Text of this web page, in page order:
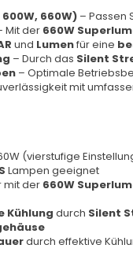
660W) – Passen
Mit der 660W
und Lumenfür eine
– Durch das Silent
– Optimale
mit
(vierstufige
Lampen geeignet
mit der 660W
Kühlung durch Silent
durch effektive